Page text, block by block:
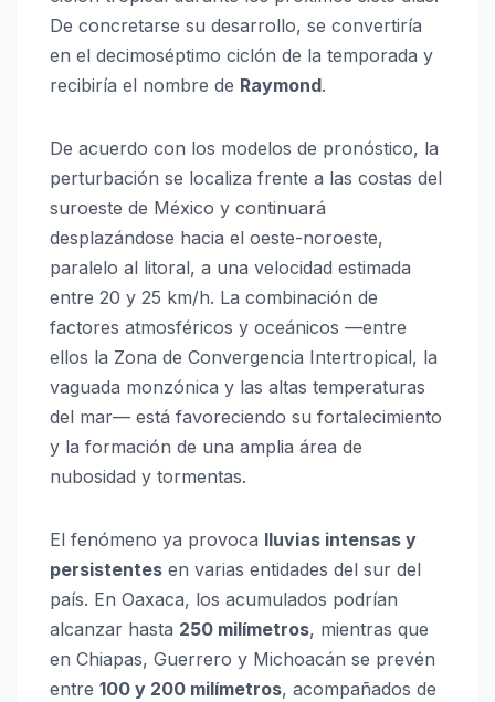
De concretarse su desarrollo, se convertiría
en el decimoséptimo ciclón de la temporada y
recibiría el nombre de Raymond.
De acuerdo con los modelos de pronóstico, la
perturbación se localiza frente a las costas del
suroeste de México y continuará
desplazándose hacia el oeste-noroeste,
paralelo al litoral, a una velocidad estimada
entre 20 y 25 km/h. La combinación de
factores atmosféricos y oceánicos —entre
ellos la Zona de Convergencia Intertropical, la
vaguada monzónica y las altas temperaturas
del mar— está favoreciendo su fortalecimiento
y la formación de una amplia área de
nubosidad y tormentas.
El fenómeno ya provoca lluvias intensas y
persistentes en varias entidades del sur del
país. En Oaxaca, los acumulados podrían
alcanzar hasta 250 milímetros, mientras que
en Chiapas, Guerrero y Michoacán se prevén
entre 100 y 200 milímetros, acompañados de